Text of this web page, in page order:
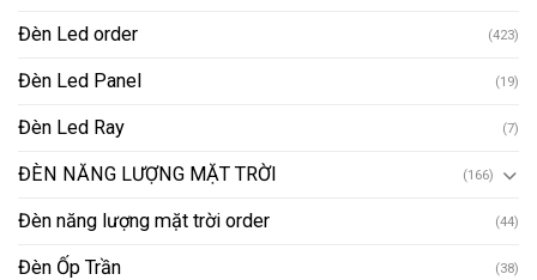
Đèn Led order (423)
Đèn Led Panel (19)
Đèn Led Ray (7)
ĐÈN NĂNG LƯỢNG MẶT TRỜI (166)
Đèn năng lượng mặt trời order (44)
Đèn Ốp Trần (38)